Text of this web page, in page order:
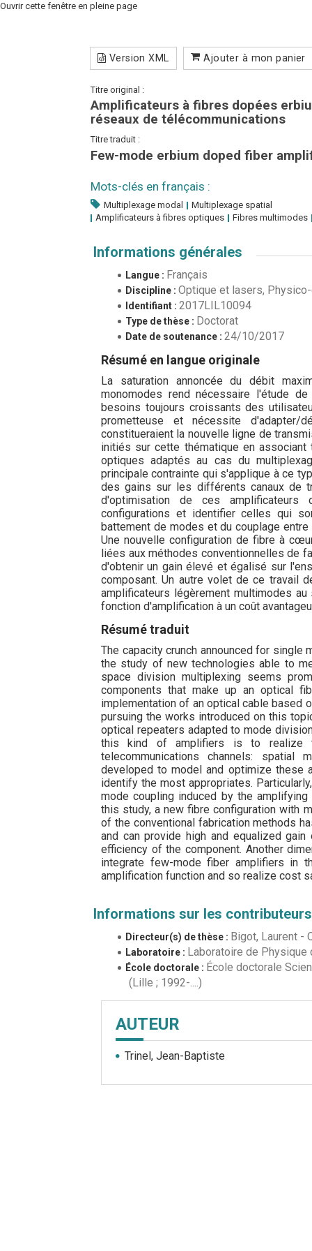
Ouvrir cette fenêtre en pleine page
Version XML Ajouter à mon panier
Titre original :
Amplificateurs à fibres dopées
réseaux de télécommunications
Titre traduit :
Few-mode erbium doped fiber
Mots-clés en français :
Multiplexage modal
Multiplexage spatial
Amplificateurs à fibres optiques
Fibres multimodes
Informations générales
Langue : Français
Discipline : Optique et lasers,
Identifiant : 2017LIL10094
Type de thèse : Doctorat
Date de soutenance : 24/10/2017
Résumé en langue originale
La saturation annoncée du débit
monomodes rend nécessaire l'étude
besoins toujours croissants des
prometteuse et nécessite d'adapter/
constitueraient la nouvelle ligne de
initiés sur cette thématique en
optiques adaptés au cas du
principale contrainte qui s'applique à ce
des gains sur les différents canaux de
d'optimisation de ces
configurations et identifier celles qui
battement de modes et du couplage
Une nouvelle configuration de fibre à
liées aux méthodes conventionnelles de
d'obtenir un gain élevé et égalisé sur
composant. Un autre volet de ce travail
amplificateurs légèrement multimodes
fonction d'amplification à un coût
Résumé traduit
The capacity crunch announced for
the study of new technologies able to
space division multiplexing seems
components that make up an optical
implementation of an optical cable based
pursuing the works introduced on this
optical repeaters adapted to mode
this kind of amplifiers is to realize
telecommunications channels: spatial
developed to model and optimize these
identify the most appropriates.
mode coupling induced by the
this study, a new fibre configuration with
of the conventional fabrication methods
and can provide high and equalized
efficiency of the component. Another
integrate few-mode fiber amplifiers in
amplification function and so realize cost
Informations sur les contributeurs
Directeur(s) de thèse : Bigot, Laurent -
Laboratoire : Laboratoire de
École doctorale : École doctorale
(Lille ; 1992-....)
AUTEUR
Trinel, Jean-Baptiste